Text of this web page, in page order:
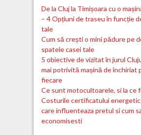
De la Cluj la Timișoara cu o
– 4 Opțiuni de traseu în funcție
tale
Cum să crești o mini pădure pe
spatele casei tale
5 obiective de vizitat în jurul
mai potrivită mașină de închiriat
fiecare
Ce sunt motocultoarele, si la ce
Costurile certificatului
care influenteaza pretul si cum
economisesti